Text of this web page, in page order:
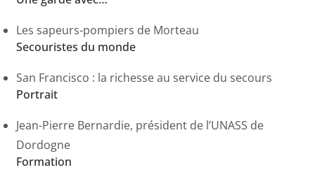
Les sapeurs-pompiers de Morteau
Secouristes du monde
San Francisco : la richesse au service du secours
Portrait
Jean-Pierre Bernardie, président de l’UNASS de
Dordogne
Formation